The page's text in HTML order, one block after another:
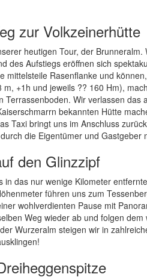
zur Volkzeinerhütte
heutigen Tour, der
des Aufstiegs eröffnen sich
mittelsteile Rasenflanke und
+1h und jeweils ?? 160 Hm),
Wir verlassen das
bekannten Hütte
Taxi bringt uns im Anschluss
die Eigentümer und Gastgeber
den Glinzzipf
das nur wenige Kilometer
führen uns zum
wohlverdienten Pause mit
Weg wieder ab und folgen
Wurzeralm steigen wir in